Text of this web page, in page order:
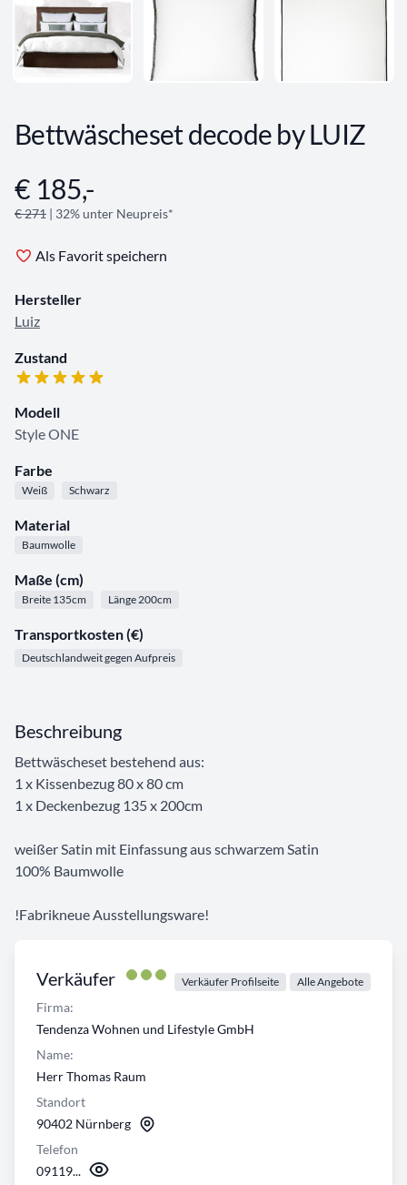
Bettwäscheset decode by LUIZ
Angebotsinformationen
€ 185,-
€ 271 | 32% unter Neupreis*
Als Favorit speichern
Hersteller
Luiz
Zustand
Modell
Style ONE
Farbe
Weiß Schwarz
Material
Baumwolle
Maße (cm)
Breite 135cm Länge 200cm
Transportkosten (€)
Deutschlandweit gegen Aufpreis
Verkäufer Verkäufer Profilseite Alle Angebote
Firma:
Tendenza Wohnen und Lifestyle GmbH
Name:
Herr Thomas Raum
Standort
90402 Nürnberg
Telefon
09119...
Beschreibung
Bettwäscheset bestehend aus:
1 x Kissenbezug 80 x 80 cm
1 x Deckenbezug 135 x 200cm
weißer Satin mit Einfassung aus schwarzem Satin
100% Baumwolle
!Fabrikneue Ausstellungsware!